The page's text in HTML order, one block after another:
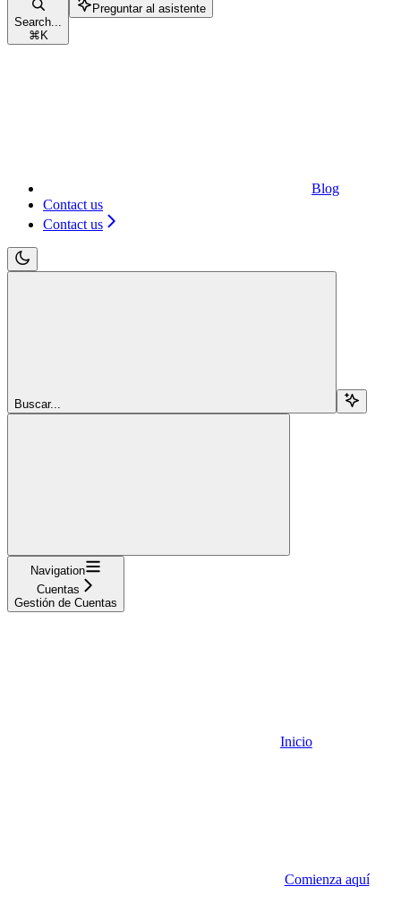
Search...
⌘ K
Preguntar al asistente
Blog
Contact us
Contact us
Buscar...
Navigation
Cuentas
Gestión de Cuentas
Inicio
Comienza aquí